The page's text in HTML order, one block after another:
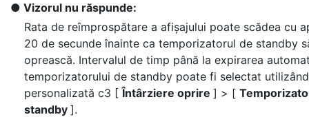
Vizorul nu răspunde:
Rata de reîmprospătare a afișajului poate scădea cu
20 de secunde înainte ca temporizatorul de standby
oprească. Intervalul de timp până la expirarea
temporizatorului de standby poate fi selectat
personalizată c3 [Întârziere oprire ] > [
standby ].